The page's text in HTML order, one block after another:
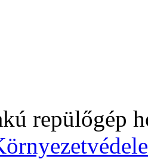
repülőgép